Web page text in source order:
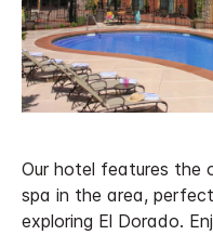
Our hotel features the
spa in the area,
exploring El Dorado.